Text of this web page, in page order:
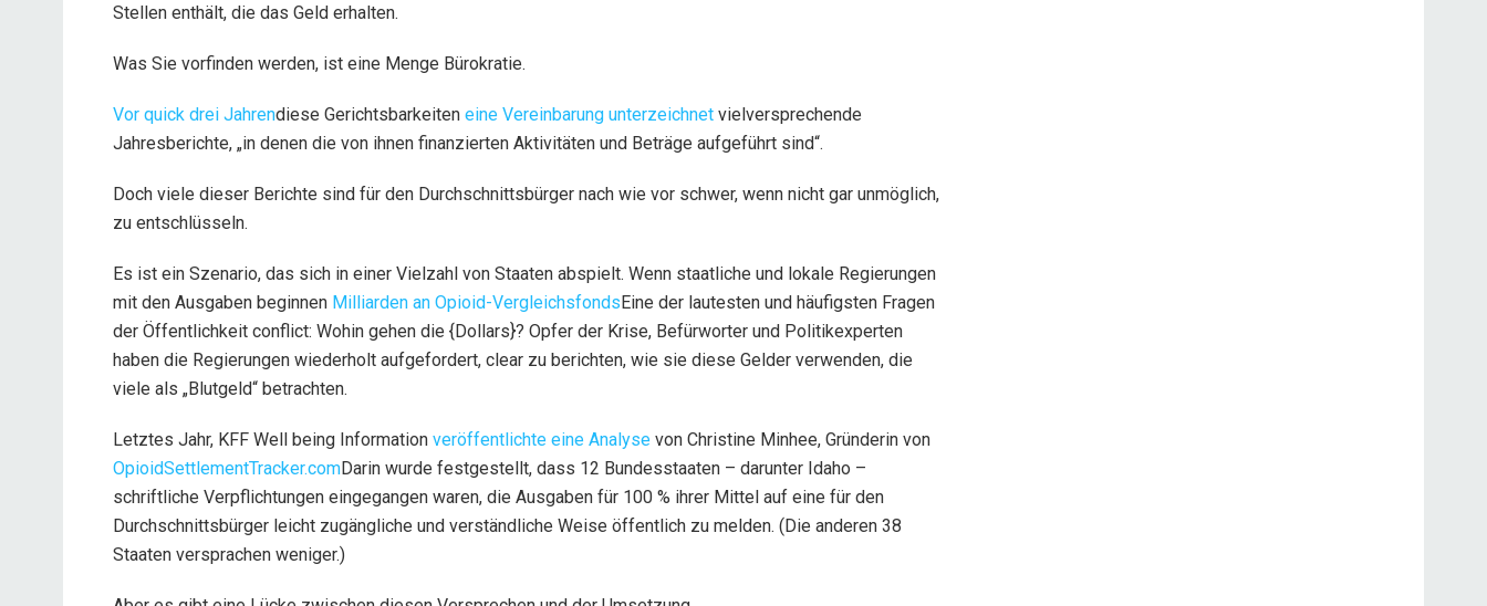
Stellen enthält, die das Geld erhalten.
Was Sie vorfinden werden, ist eine Menge Bürokratie.
Vor quick drei Jahrendiese Gerichtsbarkeiten eine Vereinbarung unterzeichnet vielversprechende
Jahresberichte, „in denen die von ihnen finanzierten Aktivitäten und Beträge aufgeführt sind“.
Doch viele dieser Berichte sind für den Durchschnittsbürger nach wie vor schwer, wenn nicht gar unmöglich,
zu entschlüsseln.
Es ist ein Szenario, das sich in einer Vielzahl von Staaten abspielt. Wenn staatliche und lokale Regierungen
mit den Ausgaben beginnen Milliarden an Opioid-VergleichsfondsEine der lautesten und häufigsten Fragen
der Öffentlichkeit conflict: Wohin gehen die {Dollars}? Opfer der Krise, Befürworter und Politikexperten
haben die Regierungen wiederholt aufgefordert, clear zu berichten, wie sie diese Gelder verwenden, die
viele als „Blutgeld“ betrachten.
Letztes Jahr, KFF Well being Information veröffentlichte eine Analyse von Christine Minhee, Gründerin von
OpioidSettlementTracker.comDarin wurde festgestellt, dass 12 Bundesstaaten – darunter Idaho –
schriftliche Verpflichtungen eingegangen waren, die Ausgaben für 100 % ihrer Mittel auf eine für den
Durchschnittsbürger leicht zugängliche und verständliche Weise öffentlich zu melden. (Die anderen 38
Staaten versprachen weniger.)